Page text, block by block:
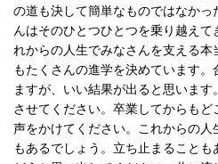
の道も決して簡単なものではなかっ
んはそのひとつひとつを乗り越えて
れからの人生でみなさんを支える
もたくさんの進学を決めています
ますが、いい結果が出ると思いま
させてください。卒業してからも
声をかけてください。これからの人
もあるでしょう。立ち止まること